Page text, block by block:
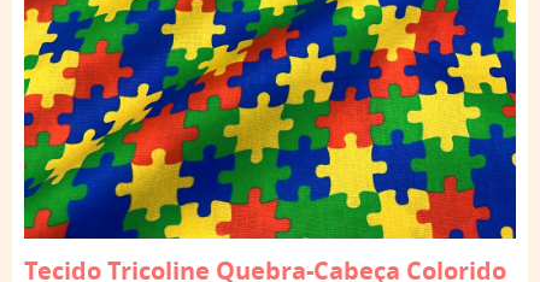
Tecido Tricoline Quebra-Cabeça Colorido